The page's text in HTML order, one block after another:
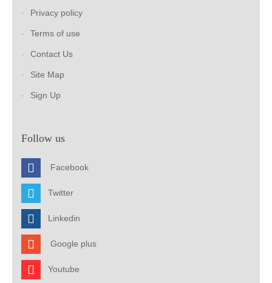
Privacy policy
Terms of use
Contact Us
Site Map
Sign Up
Follow us
Facebook
Twitter
Linkedin
Google plus
Youtube